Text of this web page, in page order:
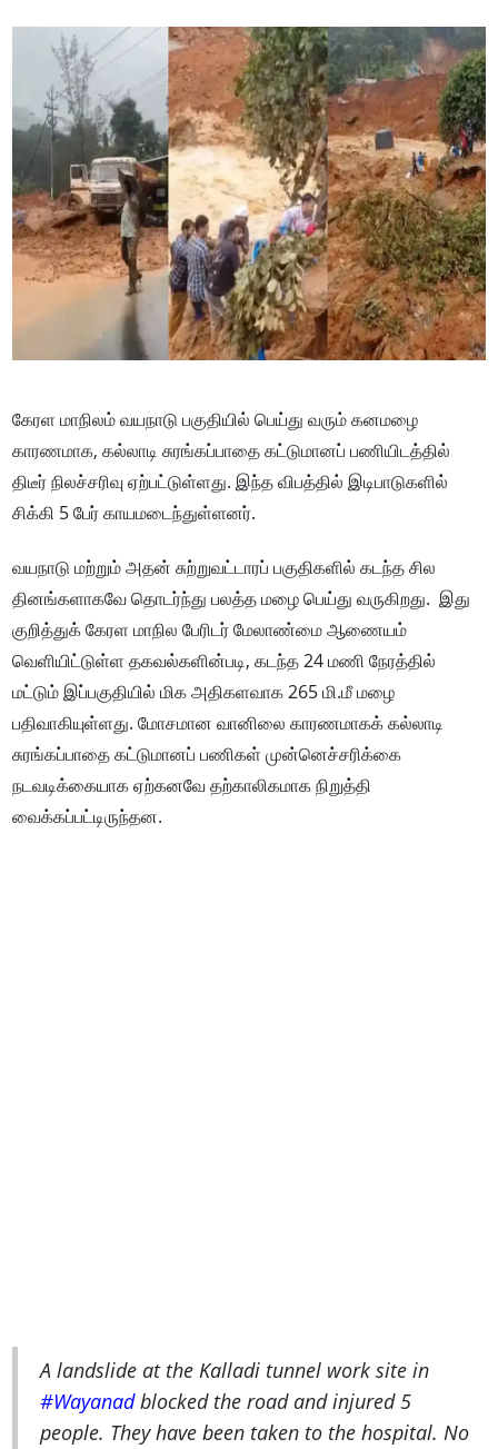
கேரள மாநிலம் வயநாடு பகுதியில் பெய்து வரும் கனமழை
காரணமாக, கல்லாடி சுரங்கப்பாதை கட்டுமானப் பணியிடத்தில்
திடீர் நிலச்சரிவு ஏற்பட்டுள்ளது. இந்த விபத்தில் இடிபாடுகளில்
சிக்கி 5 பேர் காயமடைந்துள்ளனர்.
வயநாடு மற்றும் அதன் சுற்றுவட்டாரப் பகுதிகளில் கடந்த சில
தினங்களாகவே தொடர்ந்து பலத்த மழை பெய்து வருகிறது. இது
குறித்துக் கேரள மாநில பேரிடர் மேலாண்மை ஆணையம்
வெளியிட்டுள்ள தகவல்களின்படி, கடந்த 24 மணி நேரத்தில்
மட்டும் இப்பகுதியில் மிக அதிகளவாக 265 மி.மீ மழை
பதிவாகியுள்ளது. மோசமான வானிலை காரணமாகக் கல்லாடி
சுரங்கப்பாதை கட்டுமானப் பணிகள் முன்னெச்சரிக்கை
நடவடிக்கையாக ஏற்கனவே தற்காலிகமாக நிறுத்தி
வைக்கப்பட்டிருந்தன.
A landslide at the Kalladi tunnel work site in
#Wayanadblocked the road and injured 5
people. They have been taken to the hospital. No